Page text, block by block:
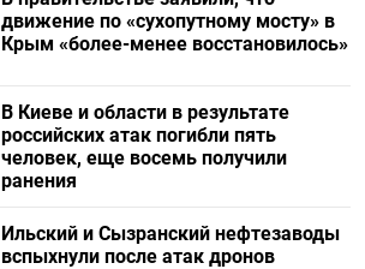
движение по «сухопутному мосту» в
Крым «более-менее восстановилось»
В Киеве и области в результате
российских атак погибли пять
человек, еще восемь получили
ранения
Ильский и Сызранский нефтезаводы
вспыхнули после атак дронов